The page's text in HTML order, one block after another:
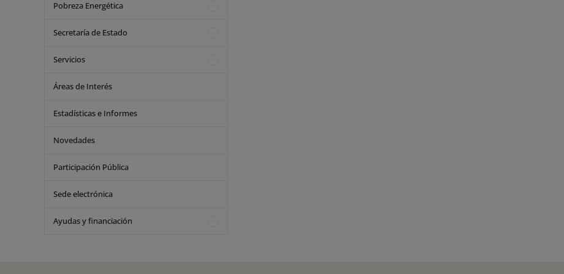
Pobreza Energética
Secretaría de Estado
Servicios
Áreas de Interés
Estadísticas e Informes
Novedades
Participación Pública
Sede electrónica
Ayudas y financiación